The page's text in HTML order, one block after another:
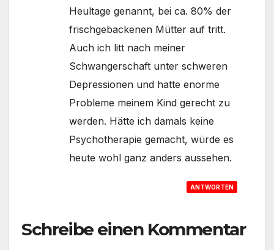
Heultage genannt, bei ca. 80% der
frischgebackenen Mütter auf tritt.
Auch ich litt nach meiner
Schwangerschaft unter schweren
Depressionen und hatte enorme
Probleme meinem Kind gerecht zu
werden. Hätte ich damals keine
Psychotherapie gemacht, würde es
heute wohl ganz anders aussehen.
ANTWORTEN
Schreibe einen Kommentar